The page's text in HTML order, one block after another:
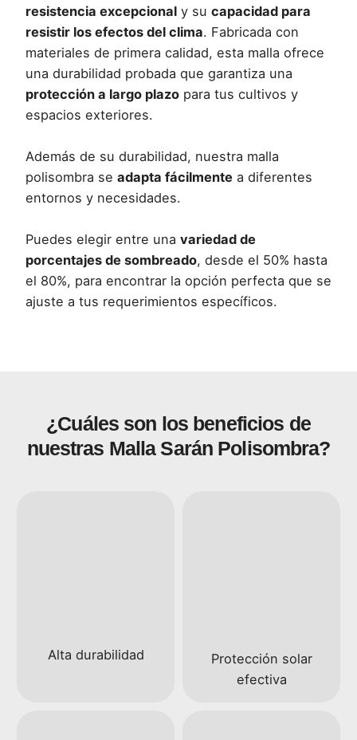
resistencia excepcional y su capacidad para
resistir los efectos del clima. Fabricada con
materiales de primera calidad, esta malla ofrece
una durabilidad probada que garantiza una
protección a largo plazo para tus cultivos y
espacios exteriores.
Además de su durabilidad, nuestra malla
polisombra se adapta fácilmente a diferentes
entornos y necesidades.
Puedes elegir entre una variedad de
porcentajes de sombreado, desde el 50% hasta
el 80%, para encontrar la opción perfecta que se
ajuste a tus requerimientos específicos.
¿Cuáles son los beneficios de
nuestras Malla Sarán Polisombra?
Alta durabilidad
Protección solar
efectiva